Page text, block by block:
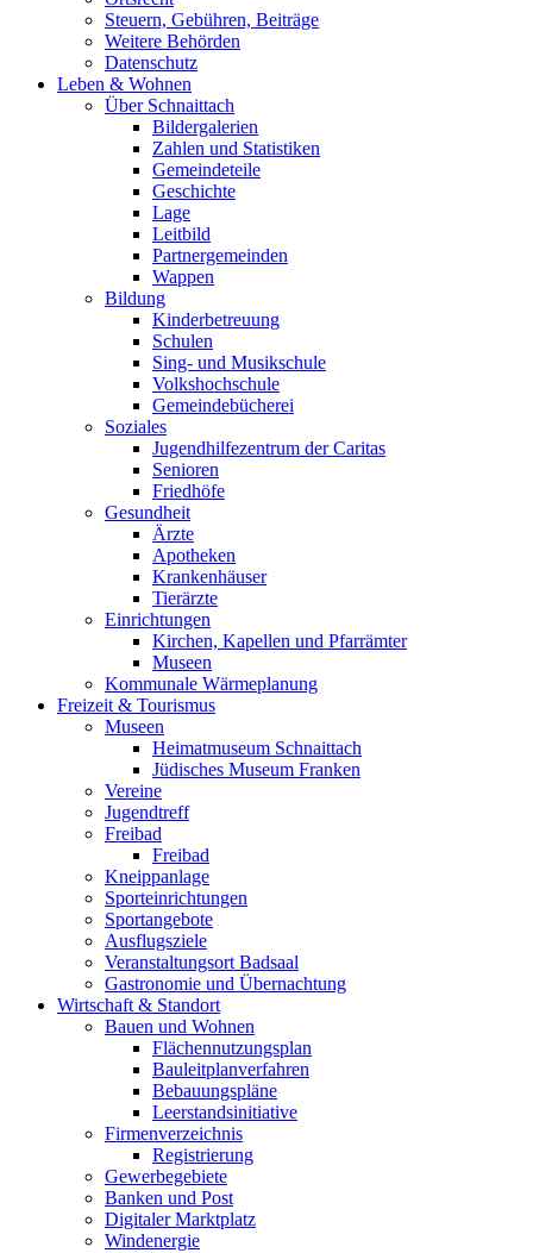
Steuern, Gebühren, Beiträge
Weitere Behörden
Datenschutz
Leben & Wohnen
Über Schnaittach
Bildergalerien
Zahlen und Statistiken
Gemeindeteile
Geschichte
Lage
Leitbild
Partnergemeinden
Wappen
Bildung
Kinderbetreuung
Schulen
Sing- und Musikschule
Volkshochschule
Gemeindebücherei
Soziales
Jugendhilfezentrum der Caritas
Senioren
Friedhöfe
Gesundheit
Ärzte
Apotheken
Krankenhäuser
Tierärzte
Einrichtungen
Kirchen, Kapellen und Pfarrämter
Museen
Kommunale Wärmeplanung
Freizeit & Tourismus
Museen
Heimatmuseum Schnaittach
Jüdisches Museum Franken
Vereine
Jugendtreff
Freibad
Freibad
Kneippanlage
Sporteinrichtungen
Sportangebote
Ausflugsziele
Veranstaltungsort Badsaal
Gastronomie und Übernachtung
Wirtschaft & Standort
Bauen und Wohnen
Flächennutzungsplan
Bauleitplanverfahren
Bebauungspläne
Leerstandsinitiative
Firmenverzeichnis
Registrierung
Gewerbegebiete
Banken und Post
Digitaler Marktplatz
Windenergie